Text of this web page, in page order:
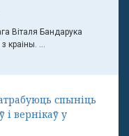
Віталя Бандарука
краіны. ...
спыніць
і вернікаў у